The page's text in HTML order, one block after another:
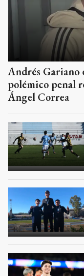
Andrés Gariano
polémico penal
Ángel Correa